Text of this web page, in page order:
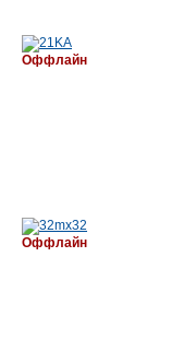
Оффлайн
Оффлайн